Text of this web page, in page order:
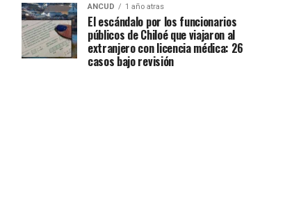
ANCUD 1 año atras
El escándalo por los funcionarios
públicos de Chiloé que viajaron al
extranjero con licencia médica: 26
casos bajo revisión